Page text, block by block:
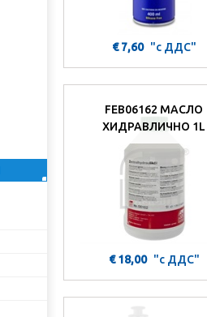
€ 7,60 "с ДДС"
FEB06162 МАСЛО
ХИДРАВЛИЧНО 1L
€ 18,00 "с ДДС"